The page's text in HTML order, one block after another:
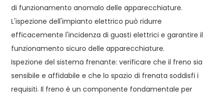
di funzionamento anomalo delle apparecchiature.
L'ispezione dell'impianto elettrico può ridurre
efficacemente l'incidenza di guasti elettrici e garantire il
funzionamento sicuro delle apparecchiature.
Ispezione del sistema frenante: verificare che il freno sia
sensibile e affidabile e che lo spazio di frenata soddisfi i
requisiti. Il freno è un componente fondamentale per